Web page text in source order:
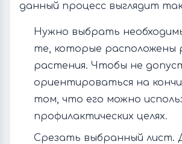
данный процесс выглядит
Нужно выбрать
те, которые расположены
растения. Чтобы не
ориентироваться на
том, что его можно
профилактических целях.
Срезать выбранный лист.